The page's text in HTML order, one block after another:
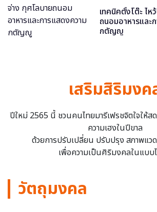
เทคนิคตั้งโต๊ะ ไห
ถนอมอาหารและ
กตัญญู
เสริมสิริมงค
ปีใหม่ 2565 นี้ ชวนคนไทยมารีเฟรชจิตใจให้
ความเฮงในปีขาล
ด้วยการปรับเปลี่ยน ปรับปรุง สภาพแว
เพื่อความเป็นศิริมงคลในแบบ
วัตถุมงคล